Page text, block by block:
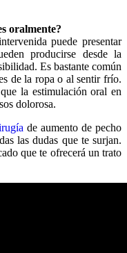
oralmente?
puede presentar
producirse desde la
Es bastante común
de la ropa o al sentir frío.
la estimulación oral en
dolorosa.
de aumento de pecho
las dudas que te surjan.
que te ofrecerá un trato